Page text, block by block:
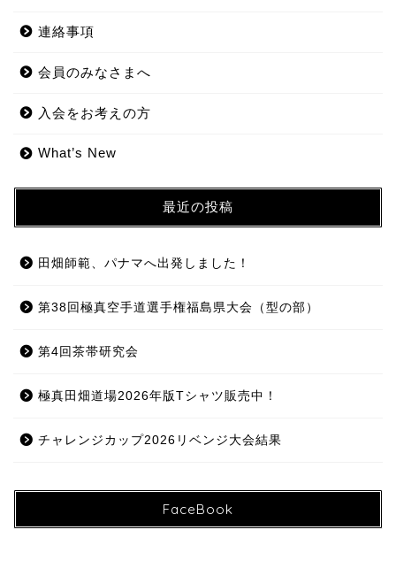
連絡事項
会員のみなさまへ
入会をお考えの方
What’s New
最近の投稿
田畑師範、パナマへ出発しました！
第38回極真空手道選手権福島県大会（型の部）
第4回茶帯研究会
極真田畑道場2026年版Tシャツ販売中！
チャレンジカップ2026リベンジ大会結果
FaceBook